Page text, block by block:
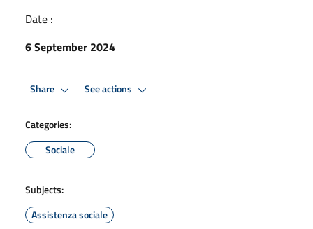
Date :
6 September 2024
Share See actions
Categories:
Sociale
Subjects:
Assistenza sociale